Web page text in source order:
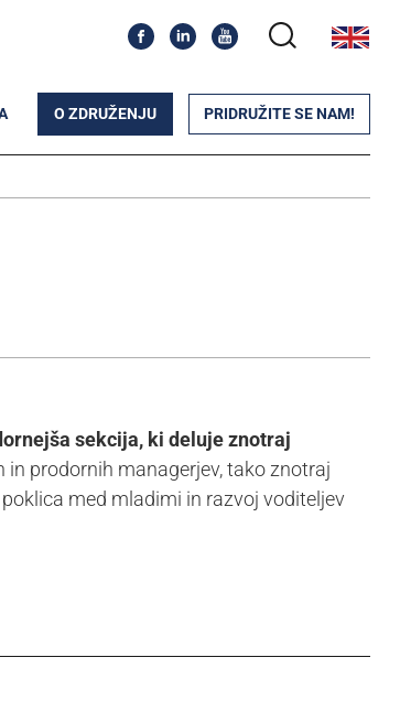
O ZDRUŽENJU PRIDRUŽITE SE NAM!
sekcija, ki deluje znotraj
in prodornih managerjev, tako znotraj
med mladimi in razvoj voditeljev